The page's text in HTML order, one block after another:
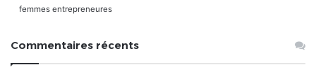
femmes entrepreneures
Commentaires récents